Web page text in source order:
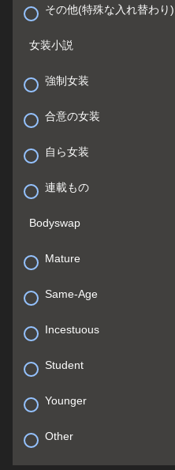
その他(特殊な入れ替わり)
女装小説
強制女装
合意の女装
自ら女装
連載もの
Bodyswap
Mature
Same-Age
Incestuous
Student
Younger
Other